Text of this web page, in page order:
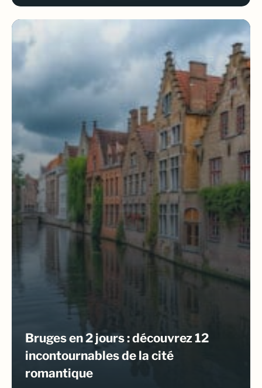
Bruges en 2 jours : découvrez 12
incontournables de la cité
romantique